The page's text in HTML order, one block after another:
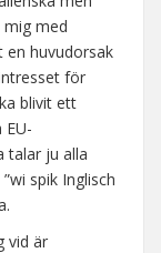
mig med
en huvudorsak
för
blivit ett
talar ju alla
spik Inglisch
vid är